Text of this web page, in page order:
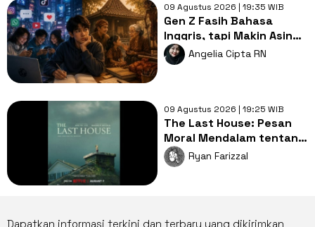
09 Agustus 2026 | 19:35 WIB
Gen Z Fasih Bahasa
Inggris, tapi Makin Asing
dengan Bahasa Ibu,
Mengapa?
Angelia Cipta RN
09 Agustus 2026 | 19:25 WIB
The Last House: Pesan
Moral Mendalam tentang
Hubungan Manusia dan
Alam
Ryan Farizzal
Dapatkan informasi terkini dan terbaru yang dikirimkan